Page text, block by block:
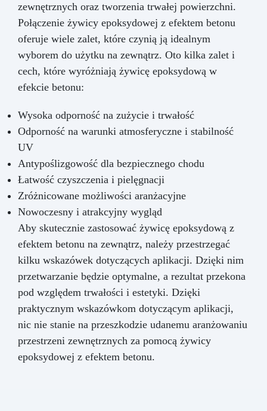
zewnętrznych oraz tworzenia trwałej powierzchni.
Połączenie żywicy epoksydowej z efektem betonu
oferuje wiele zalet, które czynią ją idealnym
wyborem do użytku na zewnątrz. Oto kilka zalet i
cech, które wyróżniają żywicę epoksydową w
efekcie betonu:
Wysoka odporność na zużycie i trwałość
Odporność na warunki atmosferyczne i stabilność
UV
Antypoślizgowość dla bezpiecznego chodu
Łatwość czyszczenia i pielęgnacji
Zróżnicowane możliwości aranżacyjne
Nowoczesny i atrakcyjny wygląd
Aby skutecznie zastosować żywicę epoksydową z
efektem betonu na zewnątrz, należy przestrzegać
kilku wskazówek dotyczących aplikacji. Dzięki nim
przetwarzanie będzie optymalne, a rezultat przekona
pod względem trwałości i estetyki. Dzięki
praktycznym wskazówkom dotyczącym aplikacji,
nic nie stanie na przeszkodzie udanemu aranżowaniu
przestrzeni zewnętrznych za pomocą żywicy
epoksydowej z efektem betonu.